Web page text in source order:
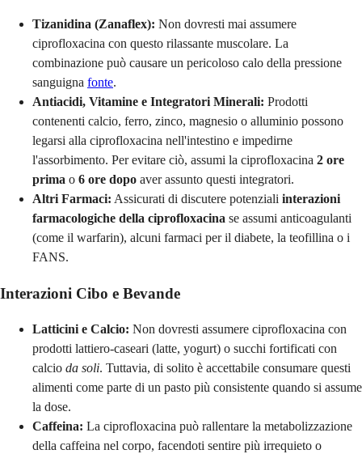
Tizanidina (Zanaflex): Non dovresti mai assumere
ciprofloxacina con questo rilassante muscolare. La
combinazione può causare un pericoloso calo della pressione
sanguigna fonte.
Antiacidi, Vitamine e Integratori Minerali: Prodotti
contenenti calcio, ferro, zinco, magnesio o alluminio possono
legarsi alla ciprofloxacina nell'intestino e impedirne
l'assorbimento. Per evitare ciò, assumi la ciprofloxacina 2 ore
prima o 6 ore dopo aver assunto questi integratori.
Altri Farmaci: Assicurati di discutere potenziali interazioni
farmacologiche della ciprofloxacina se assumi anticoagulanti
(come il warfarin), alcuni farmaci per il diabete, la teofillina o i
FANS.
Interazioni Cibo e Bevande
Latticini e Calcio: Non dovresti assumere ciprofloxacina con
prodotti lattiero-caseari (latte, yogurt) o succhi fortificati con
calcio da soli. Tuttavia, di solito è accettabile consumare questi
alimenti come parte di un pasto più consistente quando si assume
la dose.
Caffeina: La ciprofloxacina può rallentare la metabolizzazione
della caffeina nel corpo, facendoti sentire più irrequieto o